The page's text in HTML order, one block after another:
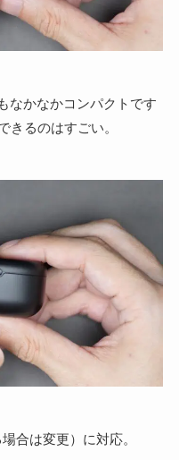
なかなかコンパクトです
きるのはすごい。
合は変更）に対応。